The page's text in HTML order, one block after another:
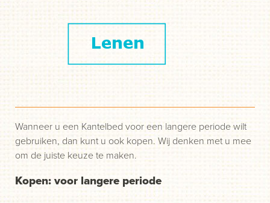
Kopen: voor langere periode
Wanneer u een Kantelbed voor een langere periode wilt
gebruiken, dan kunt u ook kopen. Wij denken met u mee
om de juiste keuze te maken.